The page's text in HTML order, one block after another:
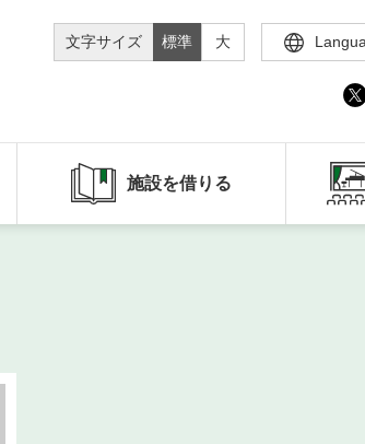
文字サイズ 標準 大
施設を借りる